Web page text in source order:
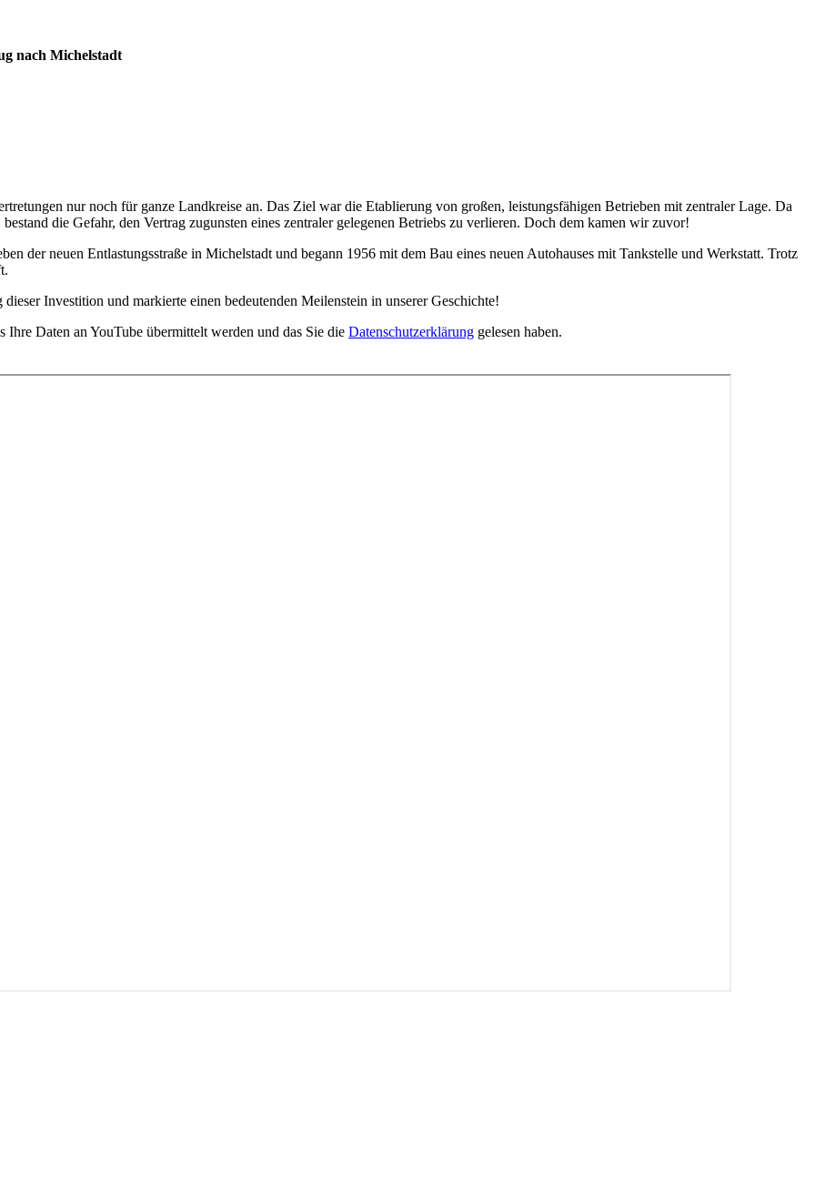
nach Michelstadt
nur noch für ganze Landkreise an. Das Ziel war die Etablierung von großen, leistungsfähigen Betrieben mit zentraler Lage. Da
die Gefahr, den Vertrag zugunsten eines zentraler gelegenen Betriebs zu verlieren. Doch dem kamen wir zuvor!
der neuen Entlastungsstraße in Michelstadt und begann 1956 mit dem Bau eines neuen Autohauses mit Tankstelle und Werkstatt. Trotz
Investition und markierte einen bedeutenden Meilenstein in unserer Geschichte!
Daten an YouTube übermittelt werden und das Sie die Datenschutzerklärung gelesen haben.